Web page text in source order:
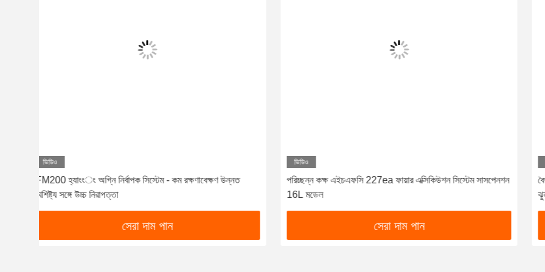
ভিডিও
পরিচ্ছন্ন কক্ষ এইচএফসি 227ea ফায়ার এক্সিকিউশন সিস্টেম সাসপেনশন
16L মডেল
সেরা দাম পান
ভিডিও
বৈদ্যুতিক Actuator সঙ্গে Hfc-227ea Extinguishing সিস্টেম
ঝুলন্ত
সেরা দাম পান